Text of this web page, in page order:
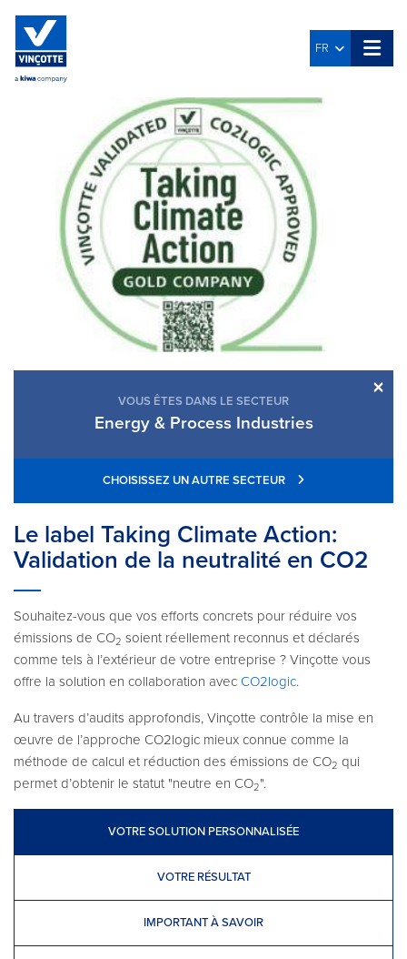
FR
×
VOUS ÊTES DANS LE SECTEUR
Energy & Process Industries
CHOISISSEZ UN AUTRE SECTEUR
Le label Taking Climate Action:
Validation de la neutralité en CO2
Souhaitez-vous que vos efforts concrets pour réduire vos
émissions de CO2 soient réellement reconnus et déclarés
comme tels à l’extérieur de votre entreprise ? Vinçotte vous
offre la solution en collaboration avec CO2logic.
Au travers d’audits approfondis, Vinçotte contrôle la mise en
œuvre de l’approche CO2logic mieux connue comme la
méthode de calcul et réduction des émissions de CO2 qui
permet d’obtenir le statut "neutre en CO2".
VOTRE SOLUTION PERSONNALISÉE
VOTRE RÉSULTAT
IMPORTANT À SAVOIR